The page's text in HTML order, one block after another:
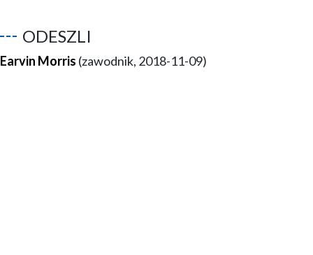
ODESZLI
Earvin Morris (zawodnik, 2018-11-09)